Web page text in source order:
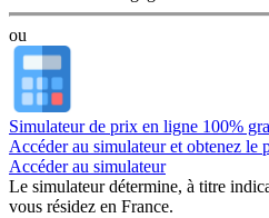
ou
Simulateur de prix en ligne 100%
Accéder au simulateur et obtenez le
Accéder au simulateur
Le simulateurdétermine, à titre
vous résidez en France.